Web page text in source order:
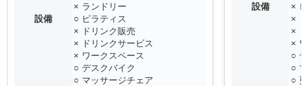
設備
× ランドリー
○ ピラティス
× ドリンク販売
× ドリンクサービス
× ワークスペース
○ デスクバイク
○ マッサージチェア
設備
×
×
×
×
○
○
○